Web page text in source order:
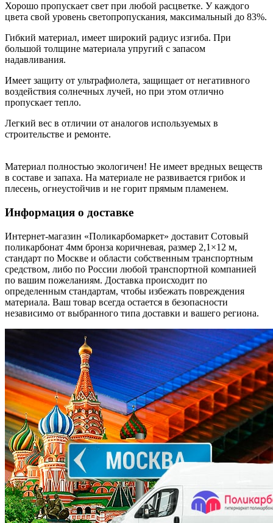
Хорошо пропускает свет при любой расцветке. У каждого
цвета свой уровень светопропускания, максимальный до 83%.
Гибкий материал, имеет широкий радиус изгиба. При
большой толщине материала упругий с запасом
надавливания.
Имеет защиту от ультрафиолета, защищает от негативного
воздействия солнечных лучей, но при этом отлично
пропускает тепло.
Легкий вес в отличии от аналогов используемых в
строительстве и ремонте.
Материал полностью экологичен! Не имеет вредных веществ
в составе и запаха. На материале не развивается грибок и
плесень, огнеустойчив и не горит прямым пламенем.
Информация о доставке
Интернет-магазин «Поликарбомаркет» доставит Сотовый
поликарбонат 4мм бронза коричневая, размер 2,1×12 м,
стандарт по Москве и области собственным транспортным
средством, либо по России любой транспортной компанией
по вашим пожеланиям. Доставка происходит по
определенным стандартам, чтобы избежать повреждения
материала. Ваш товар всегда остается в безопасности
независимо от выбранного типа доставки и вашего региона.